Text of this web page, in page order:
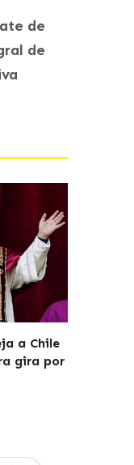
de
de
a Chile
gira por